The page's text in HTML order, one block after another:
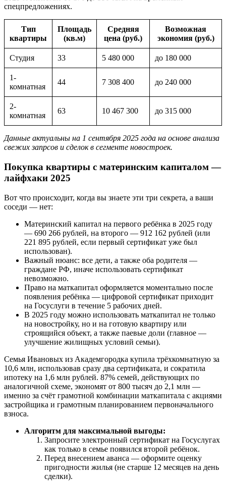
спецпредложениях.
Тип
квартиры
Площадь
(кв.м)
Средняя
цена (руб.)
Возможная
экономия (руб.)
Студия 33 5 480 000 до 180 000
1-
комнатная
44 7 308 400 до 240 000
2-
комнатная
63 10 467 300 до 315 000
Данные актуальны на 1 сентября 2025 года на основе анализа
свежих запрсов и сделок в сегменте новостроек.
Покупка квартиры с материнским капиталом —
лайфхаки 2025
Вот что происходит, когда вы знаете эти три секрета, а ваши
соседи — нет:
Материнский капитал на первого ребёнка в 2025 году
— 690 266 рублей, на второго — 912 162 рублей (или
221 895 рублей, если первый сертификат уже был
использован).
Важный нюанс: все дети, а также оба родителя —
граждане РФ, иначе использовать сертификат
невозможно.
Право на маткапитал оформляется моментально после
появления ребёнка — цифровой сертификат приходит
на Госуслуги в течение 5 рабочих дней.
В 2025 году можно использовать маткапитал не только
на новостройку, но и на готовую квартиру или
строящийся объект, а также паевые доли (главное —
улучшение жилищных условий семьи).
Семья Ивановых из Академгородка купила трёхкомнатную за
10,6 млн, использовав сразу два сертификата, и сократила
ипотеку на 1,6 млн рублей. 87% семей, действующих по
аналогичной схеме, экономят от 800 тысяч до 2,1 млн —
именно за счёт грамотной комбинации маткапитала с акциями
застройщика и грамотным планированием первоначального
взноса.
Алгоритм для максимальной выгоды:
Запросите электронный сертификат на Госуслугах
как только в семье появился второй ребёнок.
Перед внесением аванса — оформите оценку
пригодности жилья (не старше 12 месяцев на день
сделки).